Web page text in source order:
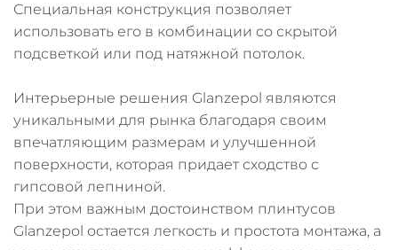
Специальная конструкция позволяет
использовать его в комбинации со скрытой
подсветкой или под натяжной потолок.
Интерьерные решения Glanzepol являются
уникальными для рынка благодаря своим
впечатляющим размерам и улучшенной
поверхности, которая придает сходство с
гипсовой лепниной.
При этом важным достоинством плинтусов
Glanzepol остается легкость и простота монтажа, а